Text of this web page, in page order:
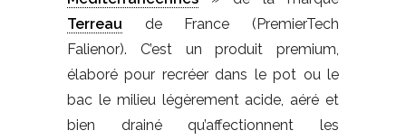
Terreau de France (PremierTech
Falienor). C’est un produit premium,
élaboré pour recréer dans le pot ou le
bac le milieu légèrement acide, aéré et
bien drainé qu’affectionnent les